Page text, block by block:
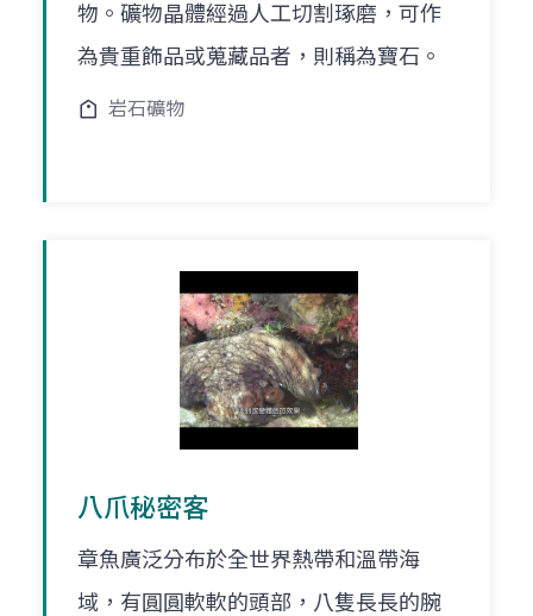
物。礦物晶體經過人工切割琢磨，可作
為貴重飾品或蒐藏品者，則稱為寶石。
岩石礦物
八爪秘密客
章魚廣泛分布於全世界熱帶和溫帶海
域，有圓圓軟軟的頭部，八隻長長的腕